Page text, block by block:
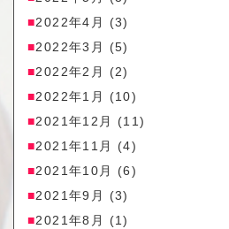
2022年4月
(3)
2022年3月
(5)
2022年2月
(2)
2022年1月
(10)
2021年12月
(11)
2021年11月
(4)
2021年10月
(6)
2021年9月
(3)
2021年8月
(1)